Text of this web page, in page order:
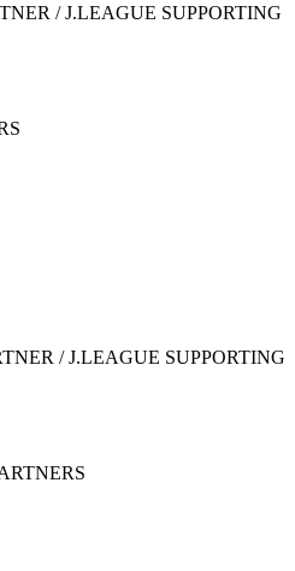
/ J.LEAGUE SUPPORTING
/ J.LEAGUE SUPPORTING